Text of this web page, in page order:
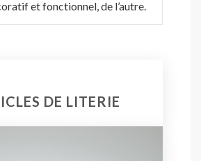
et fonctionnel, de l’autre.
DE LITERIE